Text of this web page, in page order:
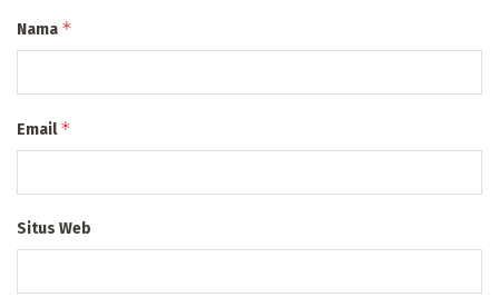
Nama *
Email*
Situs Web